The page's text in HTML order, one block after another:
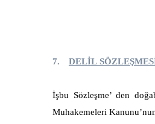
7. DELİL
İşbu Sözleşme’ den
Muhakemeleri